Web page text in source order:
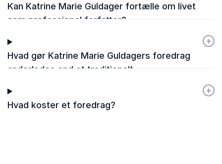
Kan Katrine Marie Guldager fortælle om livet
som professionel forfatter?
Hvad gør Katrine Marie Guldagers foredrag
anderledes end et traditionelt
+
-
Hvad koster et foredrag?
+
-